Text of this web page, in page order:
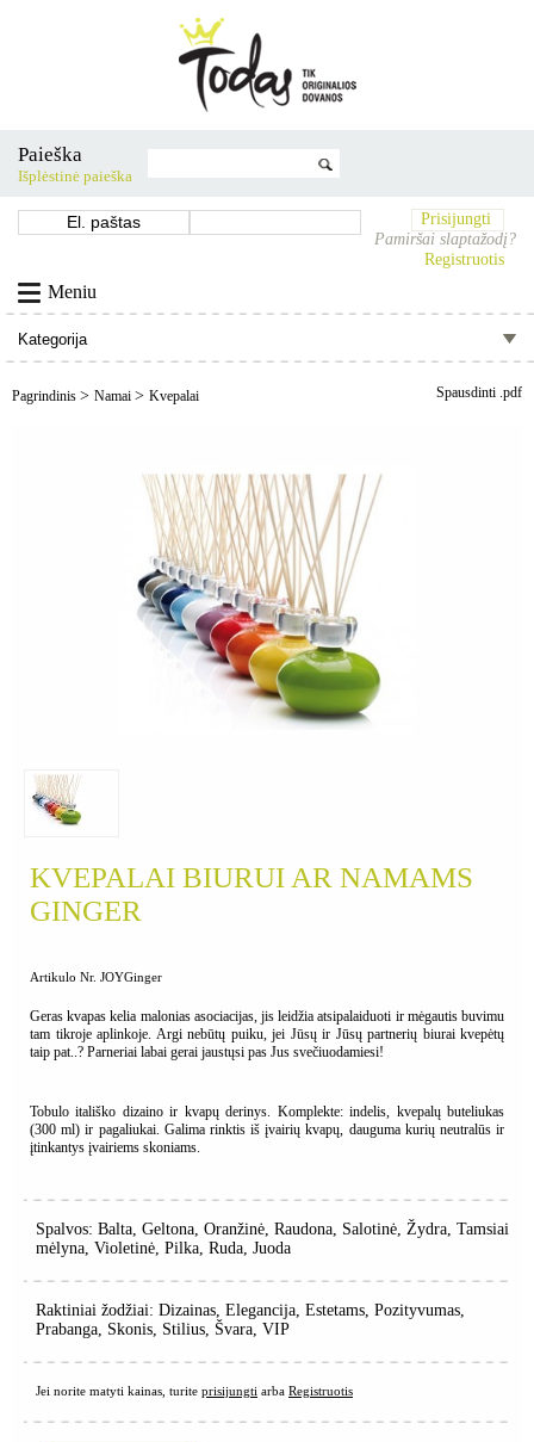
Paieška
Išplėstinė paieška
Prisijungti
Pamiršai slaptažodį?
Registruotis
Meniu
Pagrindinis > Namai > Kvepalai Spausdinti .pdf
KVEPALAI BIURUI AR NAMAMS
GINGER
Artikulo Nr. JOYGinger
Geras kvapas kelia malonias asociacijas, jis leidžia atsipalaiduoti ir mėgautis buvimu
tam tikroje aplinkoje. Argi nebūtų puiku, jei Jūsų ir Jūsų partnerių biurai kvepėtų
taip pat..? Parneriai labai gerai jaustųsi pas Jus svečiuodamiesi!
Tobulo itališko dizaino ir kvapų derinys. Komplekte: indelis, kvepalų buteliukas
(300 ml) ir pagaliukai. Galima rinktis iš įvairių kvapų, dauguma kurių neutralūs ir
įtinkantys įvairiems skoniams.
Spalvos: Balta, Geltona, Oranžinė, Raudona, Salotinė, Žydra, Tamsiai
mėlyna, Violetinė, Pilka, Ruda, Juoda
Raktiniai žodžiai: Dizainas, Elegancija, Estetams, Pozityvumas,
Prabanga, Skonis, Stilius, Švara, VIP
Jei norite matyti kainas, turite prisijungti arba Registruotis